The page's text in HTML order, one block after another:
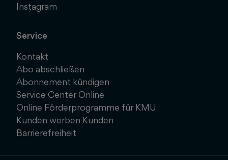
Instagram
Service
Kontakt
Abo abschließen
Abonnement kündigen
Service Center Online
Online Förderprogramme für KMU
Kunden werben Kunden
Barrierefreiheit